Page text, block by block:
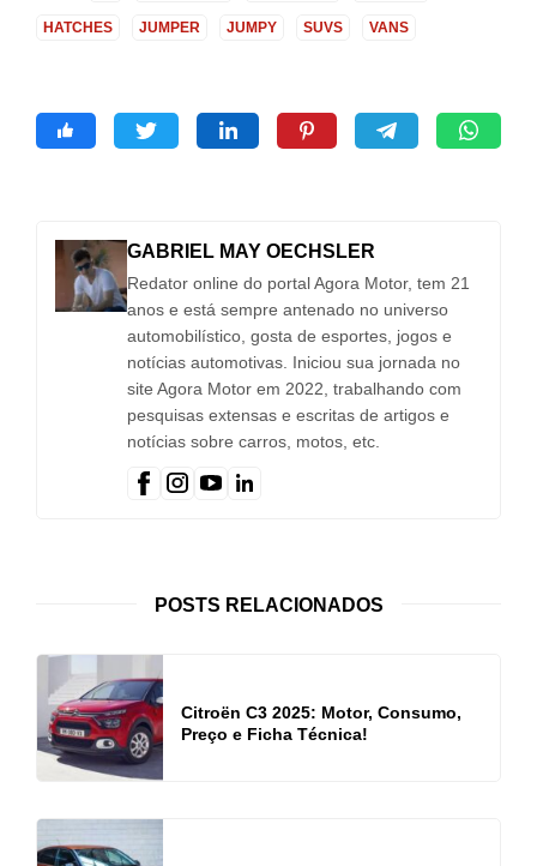
HATCHES JUMPER JUMPY SUVS VANS
GABRIEL MAY OECHSLER
Redator online do portal Agora Motor, tem 21
anos e está sempre antenado no universo
automobilístico, gosta de esportes, jogos e
notícias automotivas. Iniciou sua jornada no
site Agora Motor em 2022, trabalhando com
pesquisas extensas e escritas de artigos e
notícias sobre carros, motos, etc.
POSTS RELACIONADOS
Citroën C3 2025: Motor, Consumo,
Preço e Ficha Técnica!